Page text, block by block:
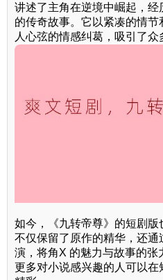
讲述了主角在逆境中崛起，
的传奇故事。它以紧凑的情
人心弦的情感纠葛，吸引了众
如今，《九转帝尊》的短剧版
不仅保留了原作的精华，还
演，将角X 的魅力与故事的
更多对小说感兴趣的人可以